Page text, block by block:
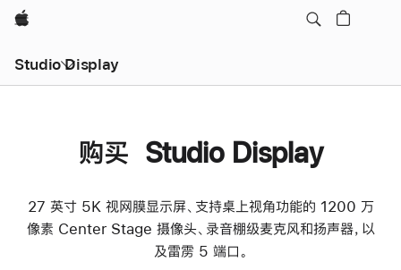
Apple
Studio Display
购买 Studio Display
27 英寸 5K 视网膜显示屏、支持桌上视角功能的 1200 万
像素 Center Stage 摄像头、录音棚级麦克风和扬声器，以
及雷雳 5 端口。